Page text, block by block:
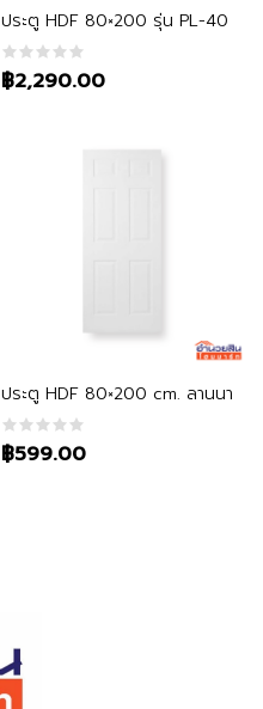
ประตู HDF 80×200 รุ่น PL-40
฿2,290.00
หยิบใส่ตะกร้า
ประตู HDF 80×200 cm. ลานนา
฿599.00
หยิบใส่ตะกร้า